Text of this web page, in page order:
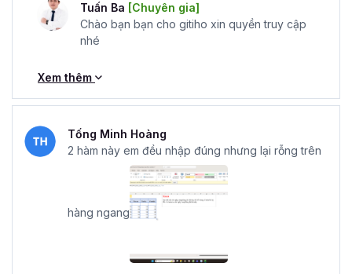
Tuấn Ba [Chuyên gia]
Chào bạn bạn cho gitiho xin quyền truy cập
nhé
Xem thêm
Tống Minh Hoàng
2 hàm này em đều nhập đúng nhưng lại rỗng trên
hàng ngang